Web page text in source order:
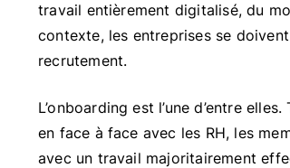
travail entièrement digitalisé, du
contexte, les entreprises se
recrutement.
L’onboarding est l’une d’entre
en face à face avec les RH, les
avec un travail majoritairement